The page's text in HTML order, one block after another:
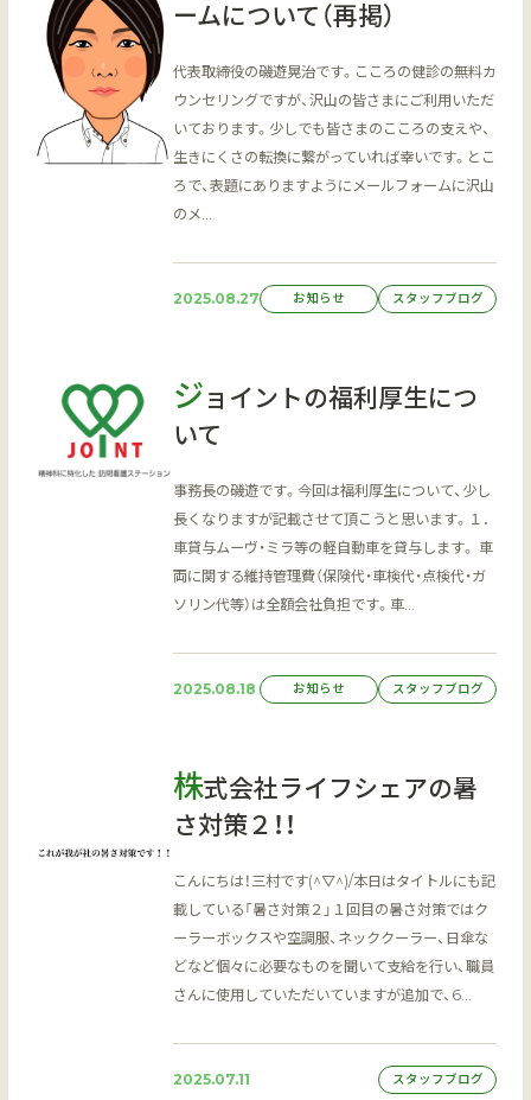
ームについて（再掲）
代表取締役の磯遊晃治です。こころの健診の無料カ
ウンセリングですが、沢山の皆さまにご利用いただ
いております。少しでも皆さまのこころの支えや、
生きにくさの転換に繋がっていれば幸いです。とこ
ろで、表題にありますようにメールフォームに沢山
のメ…
2025.08.27 お知らせ スタッフブログ
ジ ョイントの福利厚生につ
いて
事務長の磯遊です。今回は福利厚生について、少し
長くなりますが記載させて頂こうと思います。１．
車貸与ムーヴ・ミラ等の軽自動車を貸与します。 車
両に関する維持管理費（保険代・車検代・点検代・ガ
ソリン代等）は全額会社負担です。車…
2025.08.18 お知らせ スタッフブログ
株式会社ライフシェアの暑
さ対策２！！
こんにちは！三村です(^▽^)/本日はタイトルにも記
載している「暑さ対策２」１回目の暑さ対策ではク
ーラーボックスや空調服、ネッククーラー、日傘な
どなど個々に必要なものを聞いて支給を行い、職員
さんに使用していただいていますが追加で、6…
2025.07.11 スタッフブログ